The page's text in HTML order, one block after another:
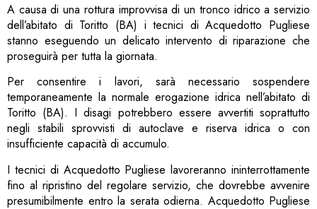
A causa di una rottura improvvisa di un tronco idrico a servizio
dell’abitato di Toritto (BA) i tecnici di Acquedotto Pugliese
stanno eseguendo un delicato intervento di riparazione che
proseguirà per tutta la giornata.
Per consentire i lavori, sarà necessario sospendere
temporaneamente la normale erogazione idrica nell’abitato di
Toritto (BA). I disagi potrebbero essere avvertiti soprattutto
negli stabili sprovvisti di autoclave e riserva idrica o con
insufficiente capacità di accumulo.
I tecnici di Acquedotto Pugliese lavoreranno ininterrottamente
fino al ripristino del regolare servizio, che dovrebbe avvenire
presumibilmente entro la serata odierna. Acquedotto Pugliese